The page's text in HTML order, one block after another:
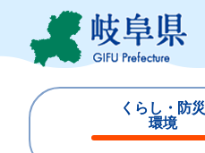
ジ
ュ
くらし・防災
環境